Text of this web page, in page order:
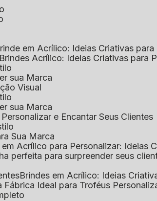
Brinde em Acrílico: Ideias Criativas
Brindes Acrílico: Ideias Criativas para
sua Marca
Visual
sua Marca
Personalizar e Encantar Seus Clientes
Sua Marca
em Acrílico para Personalizar: Ideias
perfeita para surpreender seus
Brindes em Acrílico: Ideias
Fábrica Ideal para Troféus